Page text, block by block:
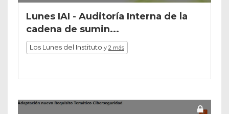
Lunes IAI - Auditoría Interna de la
cadena de sumin...
Los Lunes del Instituto y 2 más